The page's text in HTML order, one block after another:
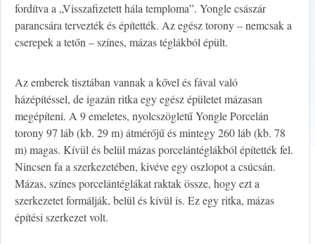
fordítva a „Visszafizetett hála temploma”. Yongle császár
parancsára tervezték és építették. Az egész torony – nemcsak a
cserepek a tetőn – színes, mázas téglákból épült.
Az emberek tisztában vannak a kővel és fával való
házépítéssel, de igazán ritka egy egész épületet mázasan
megépíteni. A 9 emeletes, nyolcszögletű Yongle Porcelán
torony 97 láb (kb. 29 m) átmérőjű és mintegy 260 láb (kb. 78
m) magas. Kívül és belül mázas porcelántéglákból építették fel.
Nincsen fa a szerkezetében, kivéve egy oszlopot a csúcsán.
Mázas, színes porcelántéglákat raktak össze, hogy ezt a
szerkezetet formálják, belül és kívül is. Ez egy ritka, mázas
építési szerkezet volt.